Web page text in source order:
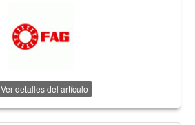
Ver detalles del artículo